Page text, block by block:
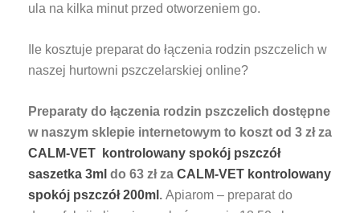
ula na kilka minut przed otworzeniem go.
Ile kosztuje preparat do łączenia rodzin pszczelich w
naszej hurtowni pszczelarskiej online?
Preparaty do łączenia rodzin pszczelich dostępne
w naszym sklepie internetowym to koszt od 3 zł za
CALM-VET kontrolowany spokój pszczół
saszetka 3ml do 63 zł za CALM-VET kontrolowany
spokój pszczół 200ml . Apiarom – preparat do